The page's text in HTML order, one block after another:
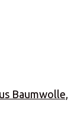
Baumwolle,